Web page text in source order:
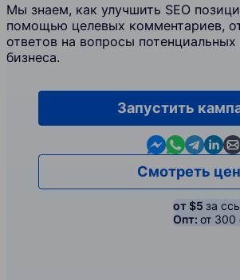
Мы знаем, как улучшить SEO
помощью целевых комментариев,
ответов на вопросы потенциальных
бизнеса.
Запустить
Contact us in
Contact us
Contact
Смотреть
от $5 за
Опт: от 300